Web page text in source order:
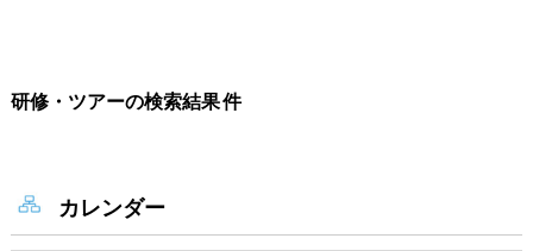
研修・ツアーに参加
研修・ツアーの検索結果件
カレンダー